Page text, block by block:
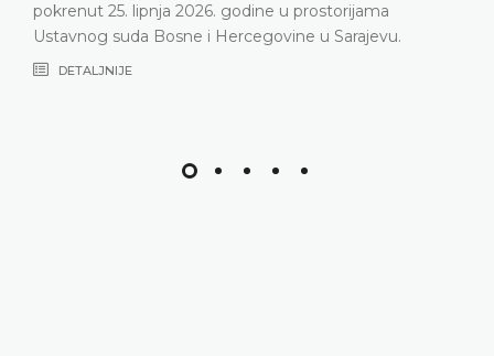
pokrenut 25. lipnja 2026. godine u prostorijama
Ustavnog suda Bosne i Hercegovine u Sarajevu.
DETALJNIJE